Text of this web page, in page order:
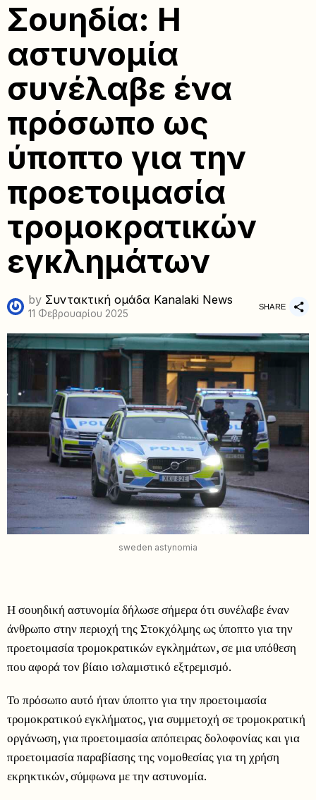
Σουηδία: Η
αστυνομία
συνέλαβε ένα
πρόσωπο ως
ύποπτο για την
προετοιμασία
τρομοκρατικών
εγκλημάτων
by Συντακτική ομάδα Kanalaki News
11 Φεβρουαρίου 2025
SHARE
sweden astynomia
Η σουηδική αστυνομία δήλωσε σήμερα ότι συνέλαβε έναν
άνθρωπο στην περιοχή της Στοκχόλμης ως ύποπτο για την
προετοιμασία τρομοκρατικών εγκλημάτων, σε μια υπόθεση
που αφορά τον βίαιο ισλαμιστικό εξτρεμισμό.
Το πρόσωπο αυτό ήταν ύποπτο για την προετοιμασία
τρομοκρατικού εγκλήματος, για συμμετοχή σε τρομοκρατική
οργάνωση, για προετοιμασία απόπειρας δολοφονίας και για
προετοιμασία παραβίασης της νομοθεσίας για τη χρήση
εκρηκτικών, σύμφωνα με την αστυνομία.